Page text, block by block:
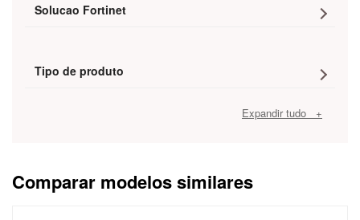
Solucao Fortinet
Tipo de produto
Expandir tudo +
Comparar modelos similares